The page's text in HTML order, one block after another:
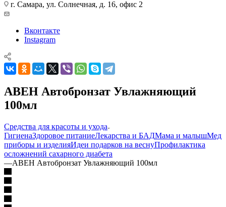
г. Самара, ул. Солнечная, д. 16, офис 2
Вконтакте
Instagram
АВЕН Автобронзат Увлажняющий
100мл
Средства для красоты и ухода
ГигиенаЗдоровое питаниеЛекарства и БАДМама и малышМед
приборы и изделияИдеи подарков на веснуПрофилактика
осложнений сахарного диабета
—АВЕН Автобронзат Увлажняющий 100мл